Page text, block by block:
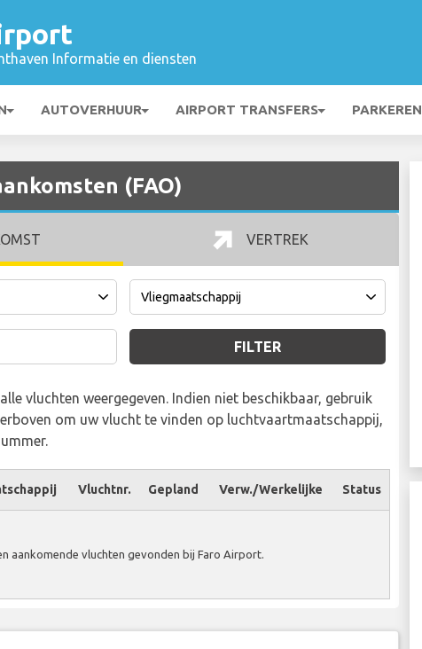
Informatie en diensten
AUTOVERHUUR AIRPORT TRANSFERS PARKEREN
(FAO)
VERTREK
FILTER
vluchten weergegeven. Indien niet beschikbaar, gebruik
om uw vlucht te vinden op luchtvaartmaatschappij,
Vluchtnr. Gepland Verw./Werkelijke Status
aankomende vluchten gevonden bij Faro Airport.